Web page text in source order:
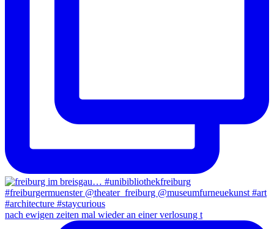
nach ewigen zeiten mal wieder an einer verlosung t